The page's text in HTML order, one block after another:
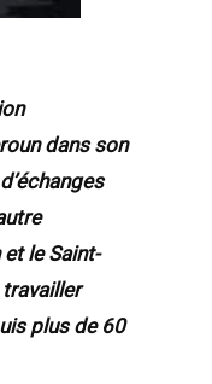
dans son
le Saint-
plus de 60